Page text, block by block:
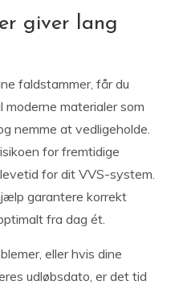
giver lang
faldstammer, får du
materialer som
nemme at vedligeholde.
for fremtidige
for dit VVS-system.
garantere korrekt
fra dag ét.
eller hvis dine
udløbsdato, er det tid